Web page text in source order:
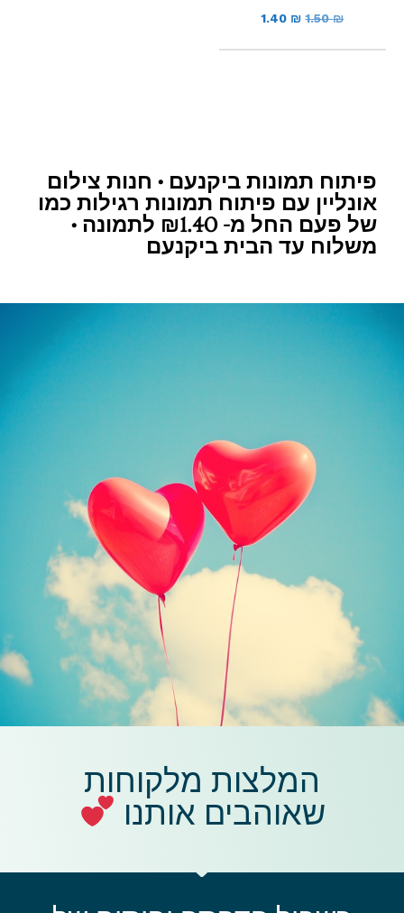
1.50₪
1.40 ₪
פיתוח תמונות ביקנעם • חנות צילום
אונליין עם פיתוח תמונות רגילות כמו
של פעם החל מ- ₪1.40 לתמונה •
משלוח עד הבית ביקנעם
המלצות מלקוחות
שאוהבים אותנו